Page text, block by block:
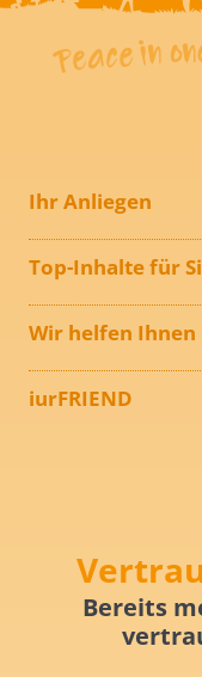
Ihr Anliegen
Top-Inhalte für
Wir helfen Ihnen
iurFRIEND
Bereits